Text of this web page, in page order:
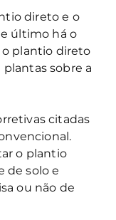
direto e o
último há o
plantio direto
sobre a
citadas
o plantio
de solo e
ou não de